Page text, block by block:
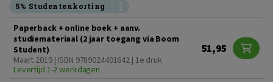
5% Studentenkorting
Paperback + online boek + aanv.
studiemateriaal (2 jaar toegang via Boom
Student)
Maart 2019 | ISBN 9789024401642 | 1e druk
Levertijd 1-2 werkdagen
51,95